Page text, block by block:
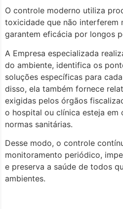
O controle moderno utiliza
toxicidade que não interferem
garantem eficácia por longos
A Empresa especializada
do ambiente, identifica os
soluções específicas para
disso, ela também fornece
exigidas pelos órgãos
o hospital ou clínica esteja em
normas sanitárias.
Desse modo, o controle
monitoramento periódico,
e preserva a saúde de todos
ambientes.